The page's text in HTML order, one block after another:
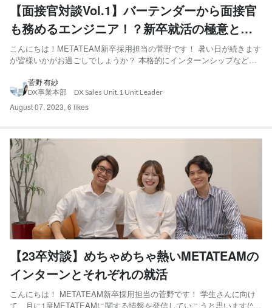
【面接官対談Vol.1】バーテンダーから面接官
も務めるエンジニア！？新卒就活の極意と
は？
こんにちは！METATEAM新卒採用担当の菅野です！ 暑い日が続きます
が皆様いかがお過ごしでしょうか？ 本格的にインターンシップなどが
なみに前回はMETATEAMの熱いチームビルディングの企画である サマ
ーインターンについて記事 を投稿しているので...
菅野 有紗
DX事業本部 DX Sales Unit.1 Unit Leader
August 07, 2023, 6 likes
【23卒対談】めちゃめちゃ熱いMETATEAMの
インターンとそれぞれの就活
こんにちは！ METATEAM新卒採用担当の菅野です！ 学生さんに向け
て、月に1度METATEAMに関する情報を発信していこうと思います(^^♪